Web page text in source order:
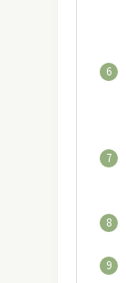
6
7
8
9